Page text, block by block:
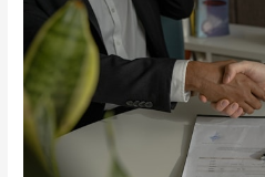
Zanzibar
spannender
aanvoelt
dan
leven
in
je
eigen